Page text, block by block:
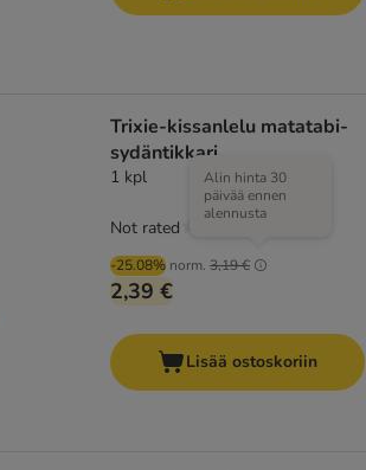
Trixie-kissanlelu matatabi-
sydäntikkari
1 kpl
-25.08% norm. 3,19 €
Alin hinta 30
päivää ennen
alennusta
2,39 €
Not rated
Lisää ostoskoriin